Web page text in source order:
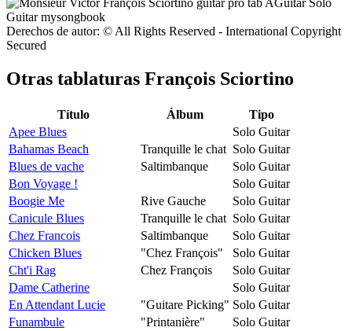
Derechos de autor: © All Rights Reserved - International Copyright
Secured
Otras tablaturas François Sciortino
Título Álbum
Tipo
Apee Blues
Solo Guitar
Bahamas Beach
Tranquille le chat Solo Guitar
Blues de vache
Saltimbanque
Solo Guitar
Bon Voyage !
Solo Guitar
Boogie Me
Rive Gauche
Solo Guitar
Canicule Blues
Tranquille le chat Solo Guitar
Chez Francois
Saltimbanque
Solo Guitar
Chicken Blues
"Chez François"
Solo Guitar
Cht'i Rag
Chez François
Solo Guitar
Dame Catherine
Solo Guitar
En Attendant Lucie
"Guitare Picking" Solo Guitar
Funambule
"Printanière"
Solo Guitar